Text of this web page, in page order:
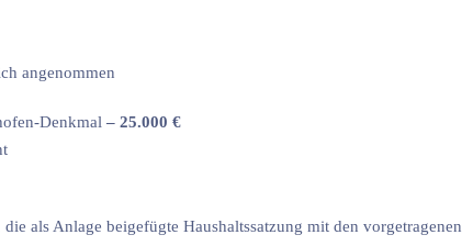
angenommen
Denkmal – 25.000 €
als Anlage beigefügte Haushaltssatzung mit den vorgetragenen